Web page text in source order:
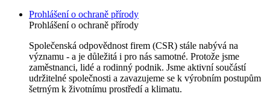
Prohlášení o ochraně přírody
Prohlášení o ochraně přírody
Společenská odpovědnost firem (CSR) stále nabývá na
významu - a je důležitá i pro nás samotné. Protože jsme
zaměstnanci, lidé a rodinný podnik. Jsme aktivní součástí
udržitelné společnosti a zavazujeme se k výrobním postupům
šetrným k životnímu prostředí a klimatu.